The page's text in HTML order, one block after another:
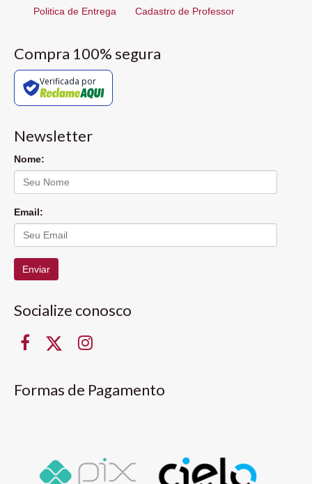
Politica de Entrega Cadastro de Professor
Compra 100% segura
Verificada por
Newsletter
Nome:
Email:
Enviar
Socialize conosco
Formas de Pagamento